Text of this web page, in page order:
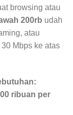
browsing atau
200rb udah
atau
Mbps ke atas
ribuan per